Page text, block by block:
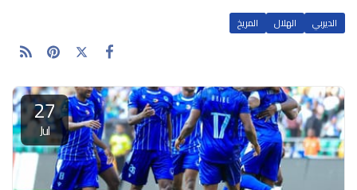
الديربي الهلال المريخ
27
Jul